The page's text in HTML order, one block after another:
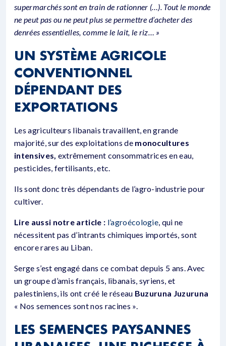
supermarchés sont en train de rationner (…). Tout le monde
ne peut pas ou ne peut plus se permettre d’acheter des
denrées essentielles, comme le lait, le riz… »
UN SYSTÈME AGRICOLE
CONVENTIONNEL
DÉPENDANT DES
EXPORTATIONS
Les agriculteurs libanais travaillent, en grande
majorité, sur des exploitations de monocultures
intensives, extrêmement consommatrices en eau,
pesticides, fertilisants, etc.
Ils sont donc très dépendants de l’agro-industrie pour
cultiver.
Lire aussi notre article : l’agroécologie, qui ne
nécessitent pas d’intrants chimiques importés, sont
encore rares au Liban.
Serge s’est engagé dans ce combat depuis 5 ans. Avec
un groupe d’amis français, libanais, syriens, et
palestiniens, ils ont créé le réseau Buzuruna Juzuruna
« Nos semences sont nos racines ».
LES SEMENCES PAYSANNES